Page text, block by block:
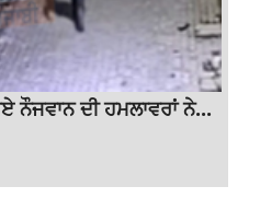
ਦੀ ਹਮਲਾਵਰਾਂ ਨੇ...